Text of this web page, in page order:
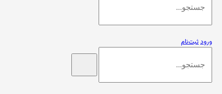
ورودثبت‌نام